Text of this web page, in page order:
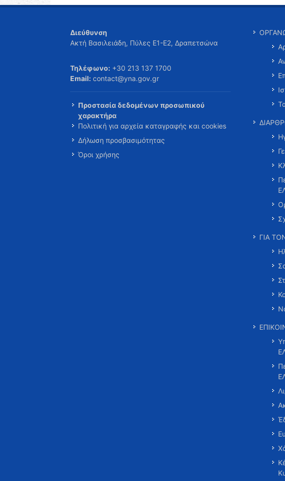
Διεύθυνση
Ακτή Βασιλειάδη, Πύλες Ε1-Ε2, Δραπετσώνα
Τηλέφωνο: +30 213 137 1700
Email: contact@yna.gov.gr
Προστασία δεδομένων προσωπικού
χαρακτήρα
Πολιτική για αρχεία καταγραφής και cookies
Δήλωση προσβασιμότητας
Όροι χρήσης
ΓΙΑ